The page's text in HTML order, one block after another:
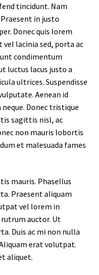
tincidunt. Nam
in justo
Donec quis lorem
lacinia sed, porta ac
condimentum
luctus lacus justo a
ultrices. Suspendisse
Aenean id
Donec tristique
sagittis nisl, ac
non mauris lobortis
et malesuada fames
mauris. Phasellus
Praesent aliquam
vel lorem in
auctor. Ut
Duis ac mi non nulla
erat volutpat.
aliquet.